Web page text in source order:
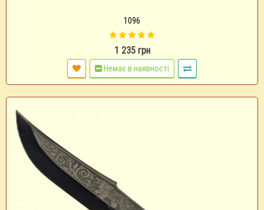
1096
1 235 грн
Немає в наявності